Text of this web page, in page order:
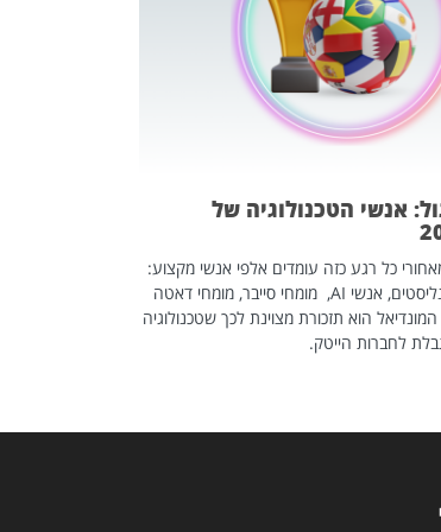
אנשי הטכנולוגיה של
2026 - מאחורי כל רגע כזה עומדים אלפי אנשי מקצוע:
מהנדסי תוכנה, אנליסטים, אנשי AI, מומחי סייבר, מומחי דאטה
הוא תזכורת מצוינת לכך שטכנולוגיה
לחברות הייטק.